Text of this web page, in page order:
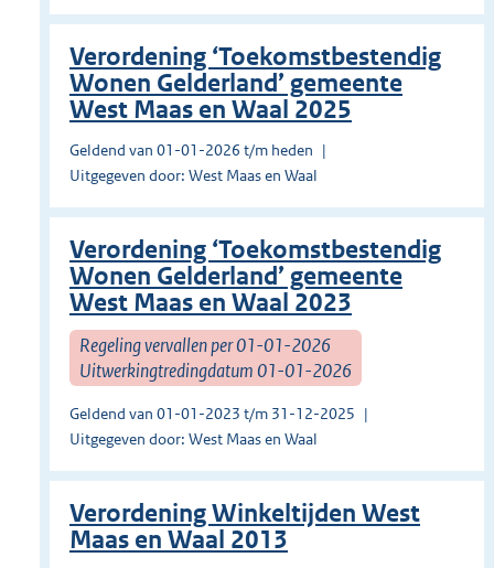
Verordening ‘Toekomstbestendig
Wonen Gelderland’ gemeente
West Maas en Waal 2025
Geldend van 01-01-2026 t/m heden
Uitgegeven door: West Maas en Waal
Verordening ‘Toekomstbestendig
Wonen Gelderland’ gemeente
West Maas en Waal 2023
Regeling vervallen per 01-01-2026
Uitwerkingtredingdatum 01-01-2026
Geldend van 01-01-2023 t/m 31-12-2025
Uitgegeven door: West Maas en Waal
Verordening Winkeltijden West
Maas en Waal 2013